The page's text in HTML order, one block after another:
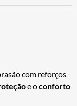
com reforços
e oconforto